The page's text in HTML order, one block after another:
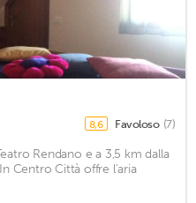
8,6 Favoloso (7)
Rendano e a 3,5 km dalla
Centro Città offre l'aria